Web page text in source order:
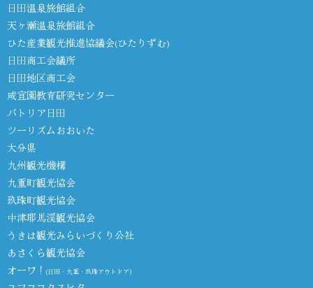
日田温泉旅館組合
天ヶ瀬温泉旅館組合
ひた産業観光推進協議会(ひたりずむ)
日田商工会議所
日田地区商工会
咸宜園教育研究センター
パトリア日田
ツーリズムおおいた
大分県
九州観光機構
九重町観光協会
玖珠町観光協会
中津耶馬渓観光協会
うきは観光みらいづくり公社
あさくら観光協会
オーワ！ (日田・九重・玖珠アウトドア)